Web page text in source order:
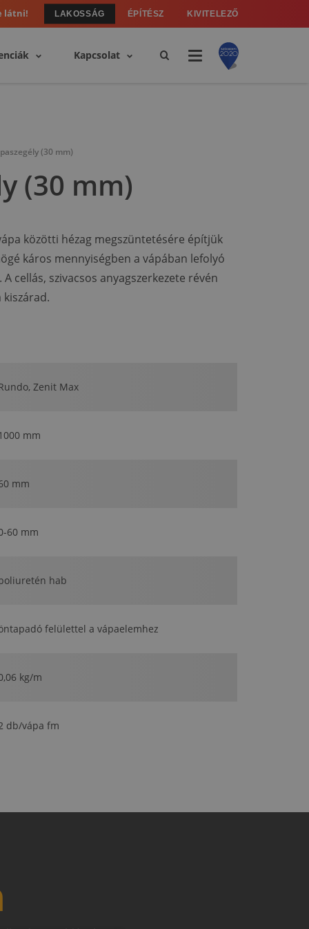
látni! LAKOSSÁG ÉPÍTÉSZ KIVITELEZŐ
Kapcsolat
(30 mm)
(30 mm)
közötti hézag megszüntetésére építjük
káros mennyiségben a vápában lefolyó
cellás, szivacsos anyagszerkezete révén
kiszárad.
Zenit Max
mm
mm
60 mm
hab
felülettel a vápaelemhez
kg/m
db/vápa fm